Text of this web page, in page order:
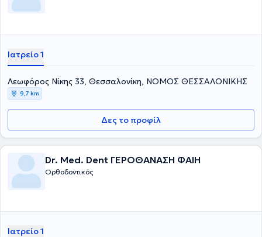
επιστημονικά περιοδικά καθώς και κεφάλαια βιβλίων. Στο ιατρείο
Ιατρείο 1
Λεωφόρος Νίκης 33, Θεσσαλονίκη, ΝΟΜΟΣ ΘΕΣΣΑΛΟΝΙΚΗΣ
9,7 km
Δες το προφίλ
Dr. Med. Dent ΓΕΡΟΘΑΝΑΣΗ ΦΑΙΗ
Ορθοδοντικός
Ιατρείο 1